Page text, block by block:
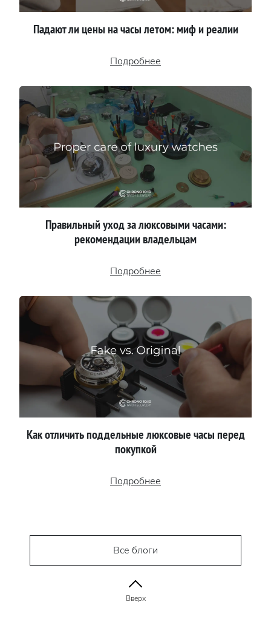
Падают ли цены на часы летом: миф и реалии
Подробнее
Правильный уход за люксовыми часами:
рекомендации владельцам
Подробнее
Как отличить поддельные люксовые часы перед
покупкой
Подробнее
Все блоги
Вверх